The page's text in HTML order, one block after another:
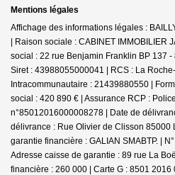
Mentions légales
Affichage des informations légales :
| Raison sociale : CABINET IMMOBILIER
social : 22 rue Benjamin Franklin BP 137
Siret : 43988055000041 | RCS : La
Intracommunautaire : 21439880550 |
social : 420 890 € | Assurance RCP :
n°85012016000008278 | Date de
délivrance : Rue Olivier de Clisson 85000
garantie financière : GALIAN SMABTP. |
Adresse caisse de garantie : 89 rue La
financière : 260 000 | Carte G : 8501